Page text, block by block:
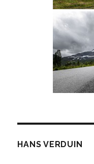
HANS VERDUIN